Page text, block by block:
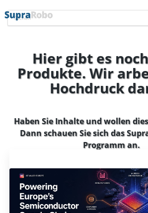
Hier gibt es
Produkte. Wir
Hochdruck
Haben Sie Inhalte und wollen
Dann schauen Sie sich das
Programman.